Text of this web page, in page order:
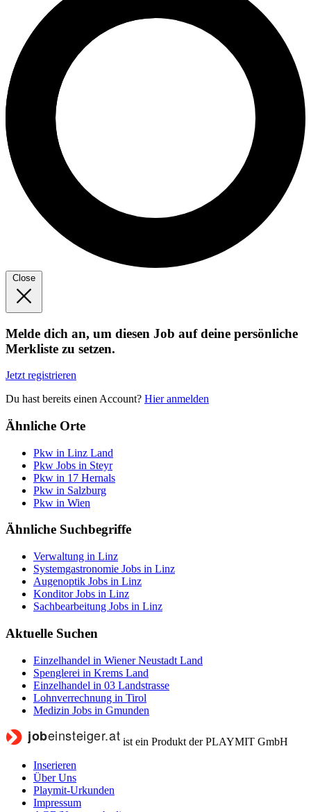
Close
Melde dich an, um diesen Job auf deine persönliche
Merkliste zu setzen.
Jetzt registrieren
Du hast bereits einen Account? Hier anmelden
Ähnliche Orte
Pkw in Linz Land
Pkw Jobs in Steyr
Pkw in 17 Hernals
Pkw in Salzburg
Pkw in Wien
Ähnliche Suchbegriffe
Verwaltung in Linz
Systemgastronomie Jobs in Linz
Augenoptik Jobs in Linz
Konditor Jobs in Linz
Sachbearbeitung Jobs in Linz
Aktuelle Suchen
Einzelhandel in Wiener Neustadt Land
Spenglerei in Krems Land
Einzelhandel in 03 Landstrasse
Lohnverrechnung in Tirol
Medizin Jobs in Gmunden
ist ein Produkt der PLAYMIT GmbH
Inserieren
Über Uns
Playmit-Urkunden
Impressum